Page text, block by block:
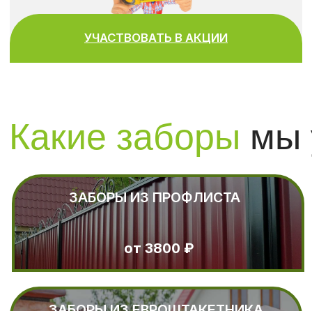
ЗАБОРЫ 3D И 2D
РАСПАШНЫЕ ВОРОТА
С БЫСТРЫМ МОНТАЖОМ
ЛЕНТОЧНЫЕ ФУНДАМЕНТЫ
ПОД ЗАБОРЫ
от 45000₽
от 5500
от 3600₽